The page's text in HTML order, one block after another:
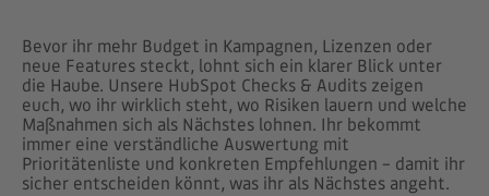
Bevor ihr mehr Budget in Kampagnen, Lizenzen oder
neue Features steckt, lohnt sich ein klarer Blick unter
die Haube. Unsere HubSpot Checks & Audits zeigen
euch, wo ihr wirklich steht, wo Risiken lauern und welche
Maßnahmen sich als Nächstes lohnen. Ihr bekommt
immer eine verständliche Auswertung mit
Prioritätenliste und konkreten Empfehlungen – damit ihr
sicher entscheiden könnt, was ihr als Nächstes angeht.